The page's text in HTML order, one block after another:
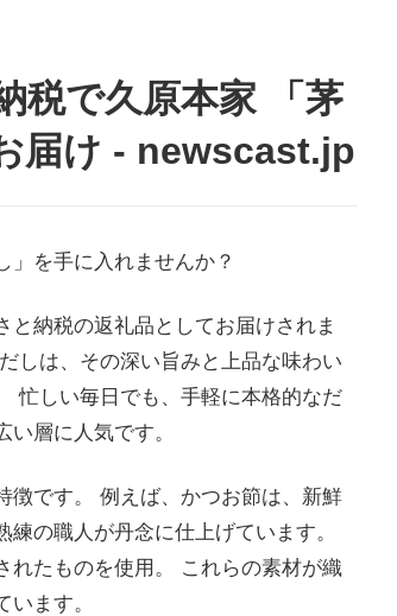
税で久原本家 「茅
届け - newscast.jp
」を手に入れませんか？
納税の返礼品としてお届けされま
しは、その深い旨みと上品な味わい
忙しい毎日でも、手軽に本格的なだ
層に人気です。
徴です。 例えば、かつお節は、新鮮
の職人が丹念に仕上げています。
れたものを使用。 これらの素材が織
ます。